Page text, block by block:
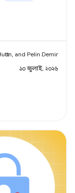
and Pelin Demir
১০ জুলাই, ২০২৬